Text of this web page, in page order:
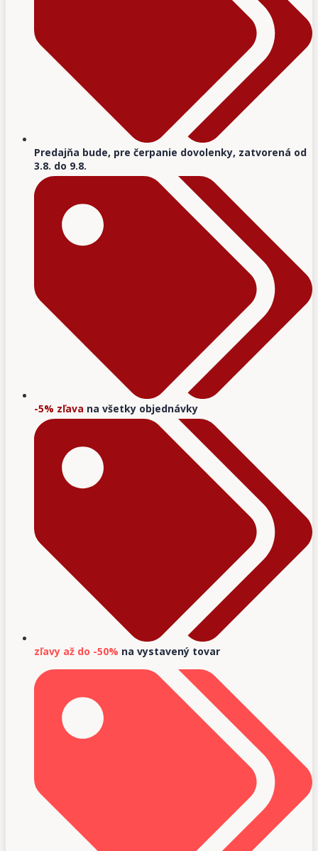
Predajňa bude, pre čerpanie dovolenky, zatvorená od
3.8. do 9.8.
-5% zľava na všetky objednávky
zľavy až do -50% na vystavený tovar